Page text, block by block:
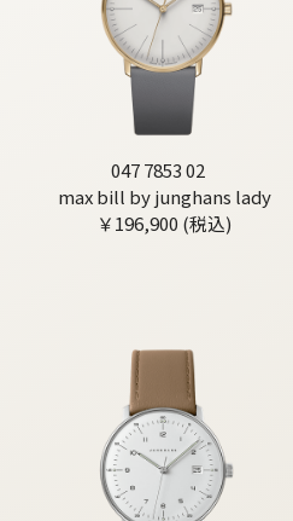
047 7853 02
max bill by junghans lady
￥196,900 (税込)